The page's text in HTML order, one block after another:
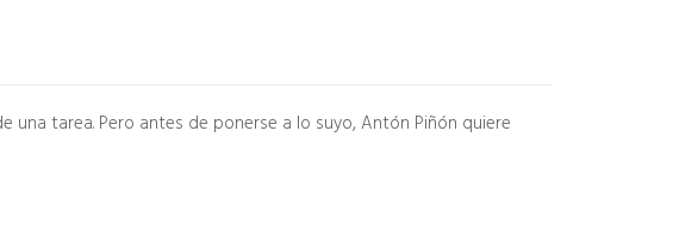
una tarea. Pero antes de ponerse a lo suyo, Antón Piñón quiere